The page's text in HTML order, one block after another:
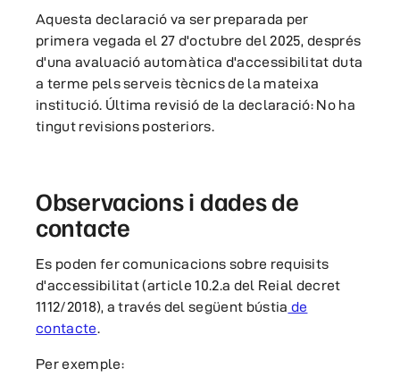
Aquesta declaració va ser preparada per
primera vegada el 27 d'octubre del 2025, després
d'una avaluació automàtica d'accessibilitat duta
a terme pels serveis tècnics de la mateixa
institució. Última revisió de la declaració: No ha
tingut revisions posteriors.
Observacions i dades de
contacte
Es poden fer comunicacions sobre requisits
d'accessibilitat (article 10.2.a del Reial decret
1112/2018), a través del següent bústia de
contacte.
Per exemple: